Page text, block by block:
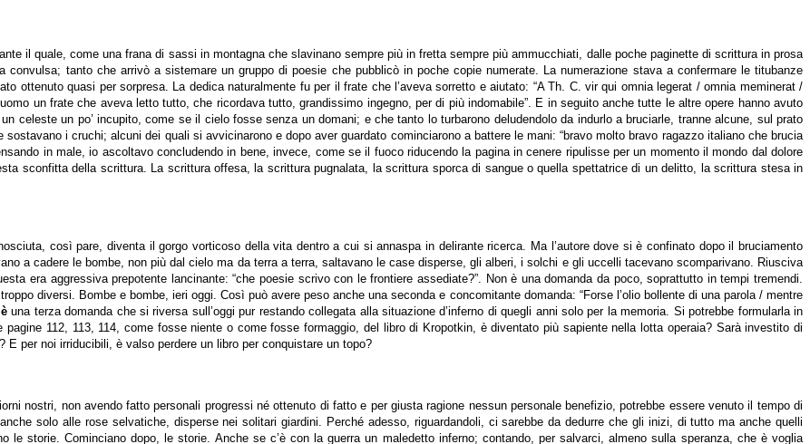
il quale, come una frana di sassi in montagna che slavinano sempre più in fretta sempre più ammucchiati, dalle poche paginette di scrittura in prosa
tanto che arrivò a sistemare un gruppo di poesie che pubblicò in poche copie numerate. La numerazione stava a confermare le titubanze
ottenuto quasi per sorpresa. La dedica naturalmente fu per il frate che l’aveva sorretto e aiutato: “A Th. C. vir qui omnia legerat / omnia meminerat /
un frate che aveva letto tutto, che ricordava tutto, grandissimo ingegno, per di più indomabile”. E in seguito anche tutte le altre opere hanno avuto
celeste un po’ incupito, come se il cielo fosse senza un domani; e che tanto lo turbarono deludendolo da indurlo a bruciarle, tranne alcune, sul prato
i cruchi; alcuni dei quali si avvicinarono e dopo aver guardato cominciarono a battere le mani: “bravo molto bravo ragazzo italiano che brucia
in male, io ascoltavo concludendo in bene, invece, come se il fuoco riducendo la pagina in cenere ripulisse per un momento il mondo dal dolore
sconfitta della scrittura. La scrittura offesa, la scrittura pugnalata, la scrittura sporca di sangue o quella spettatrice di un delitto, la scrittura stesa in
così pare, diventa il gorgo vorticoso della vita dentro a cui si annaspa in delirante ricerca. Ma l’autore dove si è confinato dopo il bruciamento
a cadere le bombe, non più dal cielo ma da terra a terra, saltavano le case disperse, gli alberi, i solchi e gli uccelli tacevano scomparivano. Riusciva
era aggressiva prepotente lancinante: “che poesie scrivo con le frontiere assediate?”. Non è una domanda da poco, soprattutto in tempi tremendi.
diversi. Bombe e bombe, ieri oggi. Così può avere peso anche una seconda e concomitante domanda: “Forse l’olio bollente di una parola / mentre
una terza domanda che si riversa sull’oggi pur restando collegata alla situazione d’inferno di quegli anni solo per la memoria. Si potrebbe formularla in
112, 113, 114, come fosse niente o come fosse formaggio, del libro di Kropotkin, è diventato più sapiente nella lotta operaia? Sarà investito di
per noi irriducibili, è valso perdere un libro per conquistare un topo?
nostri, non avendo fatto personali progressi né ottenuto di fatto e per giusta ragione nessun personale benefizio, potrebbe essere venuto il tempo di
solo alle rose selvatiche, disperse nei solitari giardini. Perché adesso, riguardandoli, ci sarebbe da dedurre che gli inizi, di tutto ma anche quelli
storie. Cominciano dopo, le storie. Anche se c’è con la guerra un maledetto inferno; contando, per salvarci, almeno sulla speranza, che è voglia